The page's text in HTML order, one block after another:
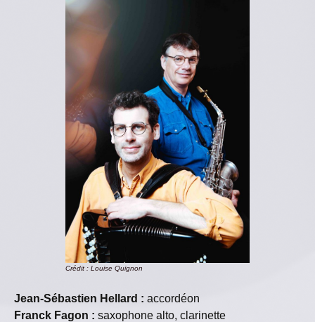
Crédit : Louise Quignon
Jean-Sébastien Hellard : accordéon
Franck Fagon : saxophone alto, clarinette